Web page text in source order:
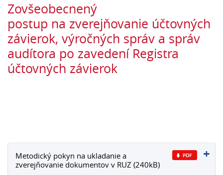
Zovšeobecnený
postup na zverejňovanie účtovných
závierok, výročných správ a správ
audítora po zavedení Registra
účtovných závierok
Metodický pokyn na ukladanie a
zverejňovanie dokumentov v RUZ (240kB)